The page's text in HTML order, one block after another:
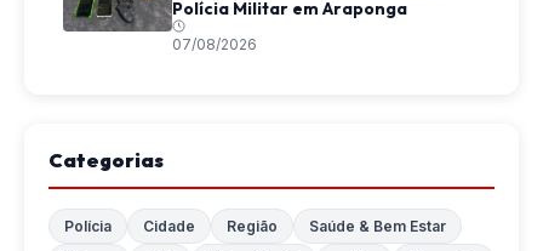
Polícia Militar em Araponga
07/08/2026
Categorias
Polícia Cidade Região
Saúde & Bem Estar